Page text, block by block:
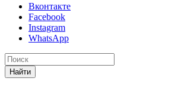
Вконтакте
Facebook
Instagram
WhatsApp
Найти